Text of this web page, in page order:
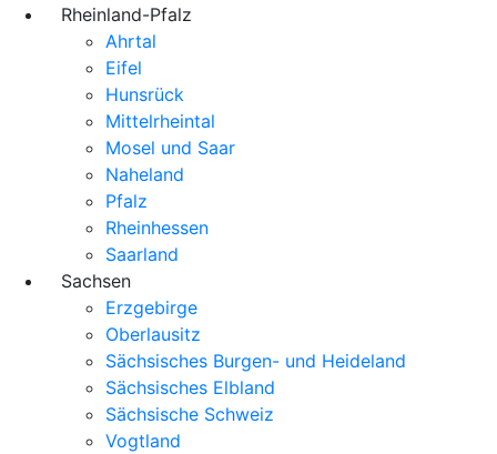
Rheinland-Pfalz
Ahrtal
Eifel
Hunsrück
Mittelrheintal
Mosel und Saar
Naheland
Pfalz
Rheinhessen
Saarland
Sachsen
Erzgebirge
Oberlausitz
Sächsisches Burgen- und Heideland
Sächsisches Elbland
Sächsische Schweiz
Vogtland